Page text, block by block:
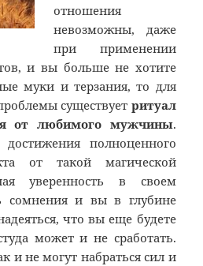
отношения
невозможны, даже
при применении
и вы больше не хотите
муки и терзания, то для
существует ритуал
от любимого мужчины.
полноценного
от такой магической
уверенность в своем
сомнения и вы в глубине
что вы еще будете
может и не сработать.
не могут набраться сил и